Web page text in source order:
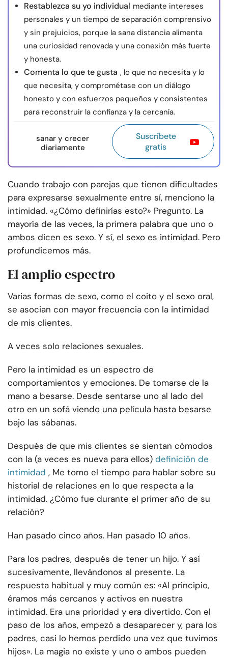
Restablezca su yo individual mediante intereses
personales y un tiempo de separación comprensivo
y sin prejuicios, porque la sana distancia alimenta
una curiosidad renovada y una conexión más fuerte
y honesta.
Comenta lo que te gusta , lo que no necesita y lo
que necesita, y comprométase con un diálogo
honesto y con esfuerzos pequeños y consistentes
para reconstruir la confianza y la cercanía.
sanar y crecer
diariamente
Suscríbete
gratis
Cuando trabajo con parejas que tienen dificultades
para expresarse sexualmente entre sí, menciono la
intimidad. «¿Cómo definirías esto?» Pregunto. La
mayoría de las veces, la primera palabra que uno o
ambos dicen es sexo. Y sí, el sexo es intimidad. Pero
profundicemos más.
El amplio espectro
Varias formas de sexo, como el coito y el sexo oral,
se asocian con mayor frecuencia con la intimidad
de mis clientes.
A veces solo relaciones sexuales.
Pero la intimidad es un espectro de
comportamientos y emociones. De tomarse de la
mano a besarse. Desde sentarse uno al lado del
otro en un sofá viendo una película hasta besarse
bajo las sábanas.
Después de que mis clientes se sientan cómodos
con la (a veces es nueva para ellos) definición de
intimidad , Me tomo el tiempo para hablar sobre su
historial de relaciones en lo que respecta a la
intimidad. ¿Cómo fue durante el primer año de su
relación?
Han pasado cinco años. Han pasado 10 años.
Para los padres, después de tener un hijo. Y así
sucesivamente, llevándonos al presente. La
respuesta habitual y muy común es: «Al principio,
éramos más cercanos y activos en nuestra
intimidad. Era una prioridad y era divertido. Con el
paso de los años, empezó a desaparecer y, para los
padres, casi lo hemos perdido una vez que tuvimos
hijos». La magia no existe y uno o ambos pueden